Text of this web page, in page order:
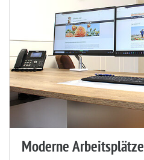
Moderne Arbeitsplätze